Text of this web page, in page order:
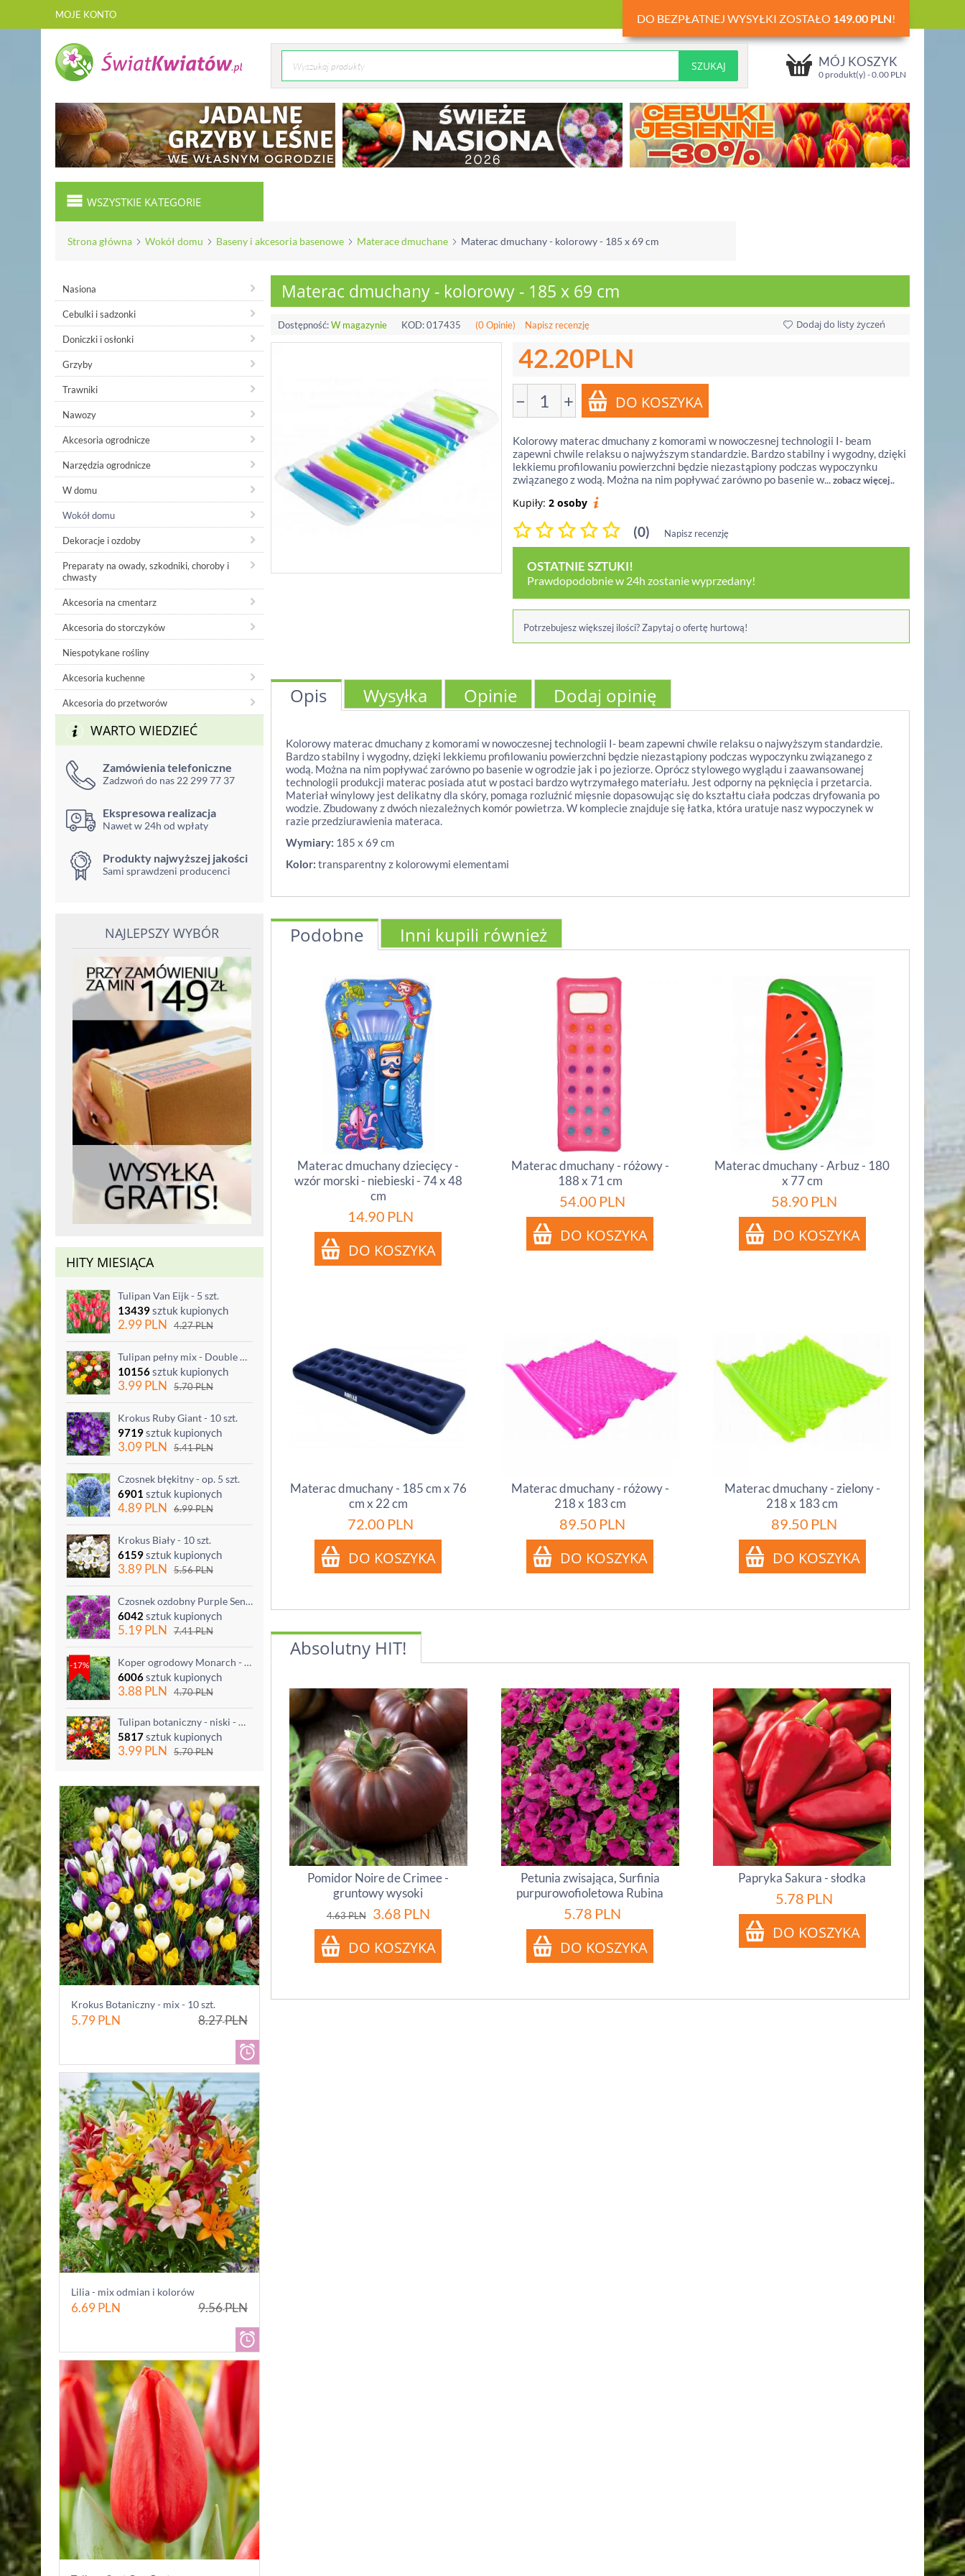
MOJE KONTO DO BEZPŁATNEJ WYSYŁKI ZOSTAŁO 149.00 PLN!
MÓJ KOSZYK
0 produkt(y) -0.00 PLN
WSZYSTKIE KATEGORIE
Strona główna Wokół domu Baseny i akcesoria basenowe Materace dmuchane Materac dmuchany - kolorowy - 185 x 69 cm
Nasiona
Cebulki i sadzonki
Doniczki i osłonki
Grzyby
Trawniki
Nawozy
Akcesoria ogrodnicze
Narzędzia ogrodnicze
W domu
Wokół domu
Dekoracje i ozdoby
Preparaty na owady, szkodniki, choroby i
chwasty
Akcesoria na cmentarz
Akcesoria do storczyków
Niespotykane rośliny
Akcesoria kuchenne
Akcesoria do przetworów
WARTO WIEDZIEĆ
Zamówienia telefoniczne
Zadzwoń do nas 22 299 77 37
Ekspresowa realizacja
Nawet w 24h od wpłaty
Produkty najwyższej jakości
Sami sprawdzeni producenci
NAJLEPSZY WYBÓR
HITY MIESIĄCA
Tulipan Van Eijk - 5 szt.
13439sztuk kupionych
2.99PLN 4.27PLN
Tulipan pełny mix - Double mix - 5 szt.
10156sztuk kupionych
3.99PLN 5.70PLN
Krokus Ruby Giant - 10 szt.
9719sztuk kupionych
3.09PLN 5.41PLN
Czosnek błękitny - op. 5 szt.
6901 sztuk kupionych
4.89PLN 6.99PLN
Krokus Biały - 10 szt.
6159sztuk kupionych
3.89PLN 5.56PLN
Czosnek ozdobny Purple Sensation - op. 3 szt.
6042 sztuk kupionych
5.19PLN 7.41PLN
-17% Koper ogrodowy Monarch - po ścięciu odrasta
6006sztuk kupionych
3.88 PLN 4.70PLN
Tulipan botaniczny - niski - mix kolorów - 5 szt.
5817sztuk kupionych
3.99PLN 5.70PLN
Krokus Botaniczny - mix - 10 szt.
5.79PLN 8.27PLN
Lilia - mix odmian i kolorów
6.69PLN 9.56PLN
Materac dmuchany - kolorowy - 185 x 69 cm
Dostępność:W magazynie KOD:017435 (0 Opinie) Napisz recenzję Dodaj do listy życzeń
42.20PLN
− +
Kolorowy materac dmuchany z komorami w nowoczesnej technologii I- beam
zapewni chwile relaksu o najwyższym standardzie. Bardzo stabilny i wygodny, dzięki
lekkiemu profilowaniu powierzchni będzie niezastąpiony podczas wypoczynku
związanego z wodą. Można na nim popływać zarówno po basenie w...zobacz więcej..
Kupiły: 2 osoby
(0) Napisz recenzję
OSTATNIE SZTUKI!
Prawdopodobnie w 24h zostanie wyprzedany!
Potrzebujesz większej ilości? Zapytaj o ofertę hurtową!
Opis Wysyłka Opinie Dodaj opinię
Kolorowy materac dmuchany z komorami w nowoczesnej technologii I- beam zapewni chwile relaksu o najwyższym standardzie.
Bardzo stabilny i wygodny, dzięki lekkiemu profilowaniu powierzchni będzie niezastąpiony podczas wypoczynku związanego z
wodą. Można na nim popływać zarówno po basenie w ogrodzie jak i po jeziorze. Oprócz stylowego wyglądu i zaawansowanej
technologii produkcji materac posiada atut w postaci bardzo wytrzymałego materiału. Jest odporny na pęknięcia i przetarcia.
Materiał winylowy jest delikatny dla skóry, pomaga rozluźnić mięsnie dopasowując się do kształtu ciała podczas dryfowania po
wodzie. Zbudowany z dwóch niezależnych komór powietrza. W komplecie znajduje się łatka, która uratuje nasz wypoczynek w
razie przedziurawienia materaca.
Wymiary: 185 x 69 cm
Kolor: transparentny z kolorowymi elementami
Podobne Inni kupili również
Materac dmuchany dziecięcy -
wzór morski - niebieski - 74 x 48
cm
14.90 PLN
Materac dmuchany - różowy -
188 x 71 cm
54.00 PLN
Materac dmuchany - Arbuz - 180
x 77 cm
58.90 PLN
Materac dmuchany - 185 cm x 76
cm x 22 cm
72.00 PLN
Materac dmuchany - różowy -
218 x 183 cm
89.50 PLN
Materac dmuchany - zielony -
218 x 183 cm
89.50 PLN
Absolutny HIT!
Pomidor Noire de Crimee -
gruntowy wysoki
4.63PLN 3.68 PLN
Petunia zwisająca, Surfinia
purpurowofioletowa Rubina
5.78 PLN
Papryka Sakura - słodka
5.78 PLN